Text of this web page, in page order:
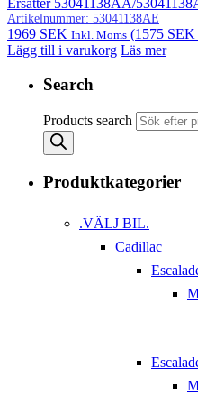
Artikelnummer: 53041138AE
1969 SEK Inkl. Moms (1575 SEK
Lägg till i varukorg Läs mer
Search
Products search
Produktkategorier
.VÄLJ BIL.
Cadillac